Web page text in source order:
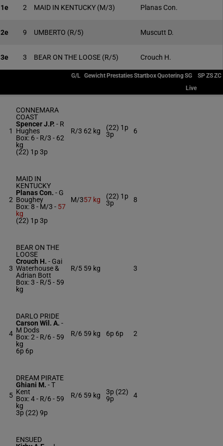
1e 2 MAID IN KENTUCKY (M/3) Planas Con.
2e 9 UMBERTO (R/5) Muscutt D.
3e 3 BEAR ON THE LOOSE (R/5) Crouch H.
G/L Gewicht PrestatiesStartboxQuoteringSG SPZSZC
Live
1
CONNEMARA
COAST
Spencer J.P. - R
Hughes
Box: 6 - R/3 - 62
kg
(22) 1p 3p
R/3 62 kg
(22) 1p
3p
6
2
MAID IN
KENTUCKY
Planas Con. - G
Boughey
Box: 8 - M/3 - 57
kg
(22) 1p 3p
M/357 kg
(22) 1p
3p
8
3
BEAR ON THE
LOOSE
Crouch H. - Gai
Waterhouse &
Adrian Bott
Box: 3 - R/5 - 59
kg
R/5 59 kg 3
4
DARLO PRIDE
Carson Wil. A. -
M Dods
Box: 2 - R/6 - 59
kg
6p 6p
R/6 59 kg 6p 6p 2
5
DREAM PIRATE
Ghiani M. -T
Kent
Box: 4 - R/6 - 59
kg
3p (22) 9p
R/6 59 kg
3p (22)
9p
4
ENSUED